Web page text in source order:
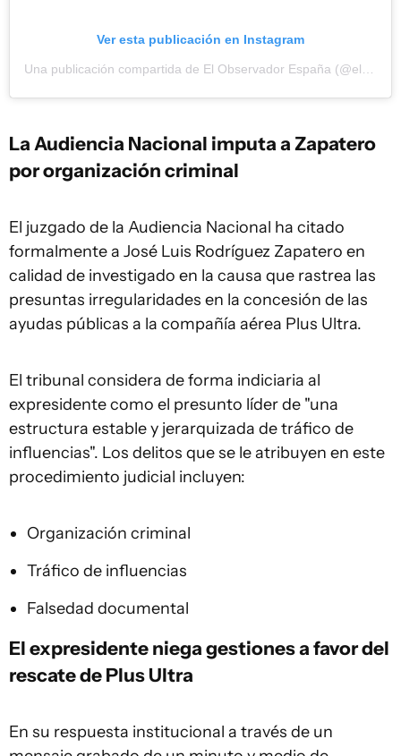
Ver esta publicación en Instagram
La Audiencia Nacional imputa a Zapatero
por organización criminal
El juzgado de la Audiencia Nacional ha citado
formalmente a José Luis Rodríguez Zapatero en
calidad de investigado en la causa que rastrea las
presuntas irregularidades en la concesión de las
ayudas públicas a la compañía aérea Plus Ultra.
El tribunal considera de forma indiciaria al
expresidente como el presunto líder de "una
estructura estable y jerarquizada de tráfico de
influencias". Los delitos que se le atribuyen en este
procedimiento judicial incluyen:
Organización criminal
Tráfico de influencias
Falsedad documental
El expresidente niega gestiones a favor del
rescate de Plus Ultra
En su respuesta institucional a través de un